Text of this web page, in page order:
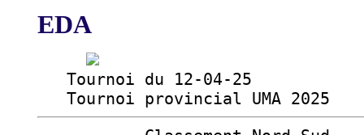
EDA
   Tournoi du 12-04-25
   Tournoi provincial UMA 2025